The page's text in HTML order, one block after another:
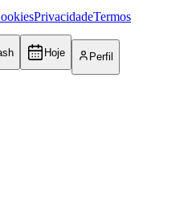
PrivacidadeTermos
Hoje Perfil